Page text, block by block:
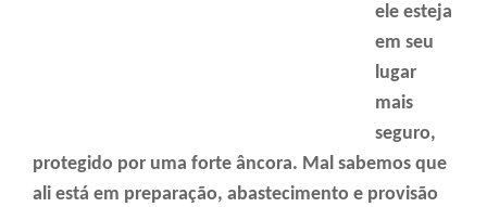
ele esteja
em seu
lugar
mais
seguro,
protegido por uma forte âncora. Mal sabemos que
ali está em preparação, abastecimento e provisão